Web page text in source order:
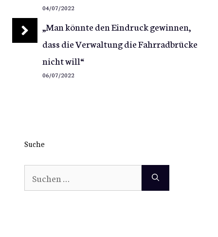
04/07/2022
„Man könnte den Eindruck gewinnen,
dass die Verwaltung die Fahrradbrücke
nicht will“
06/07/2022
Suche
Suchen
nach: